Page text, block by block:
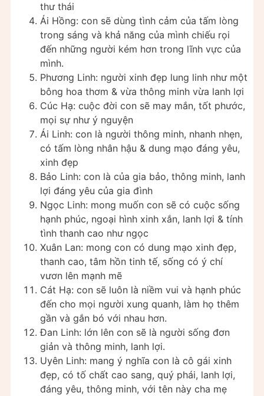
thư thái
Ái Hồng: con sẽ dùng tình cảm của tấm lòng
trong sáng và khả năng của mình chiếu rọi
đến những người kém hơn trong lĩnh vực của
mình.
Phương Linh: người xinh đẹp lung linh như một
bông hoa thơm & vừa thông minh vừa lanh lợi
Cúc Hạ: cuộc đời con sẽ may mắn, tốt phước,
mọi sự như ý nguyện
Ái Linh: con là người thông minh, nhanh nhẹn,
có tấm lòng nhân hậu & dung mạo đáng yêu,
xinh đẹp
Bảo Linh: con là của gia bảo, thông minh, lanh
lợi đáng yêu của gia đình
Ngọc Linh: mong muốn con sẽ có cuộc sống
hạnh phúc, ngoại hình xinh xắn, lanh lợi & tính
tình thanh cao như ngọc
Xuân Lan: mong con có dung mạo xinh đẹp,
thanh cao, tâm hồn tinh tế, sống có ý chí
vươn lên mạnh mẽ
Cát Hạ: con sẽ luôn là niềm vui và hạnh phúc
đến cho mọi người xung quanh, làm họ thêm
gần và gắn bó với nhau hơn.
Đan Linh: lớn lên con sẽ là người sống đơn
giản và thông minh, lanh lợi.
Uyên Linh: mang ý nghĩa con là cô gái xinh
đẹp, có tố chất cao sang, quý phái, lanh lợi,
đáng yêu, thông minh, với tên này cha mẹ